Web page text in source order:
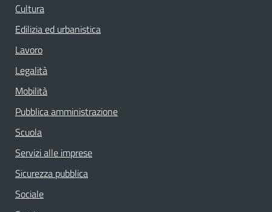
Cultura
Edilizia ed urbanistica
Lavoro
Legalità
Mobilità
Pubblica amministrazione
Scuola
Servizi alle imprese
Sicurezza pubblica
Sociale